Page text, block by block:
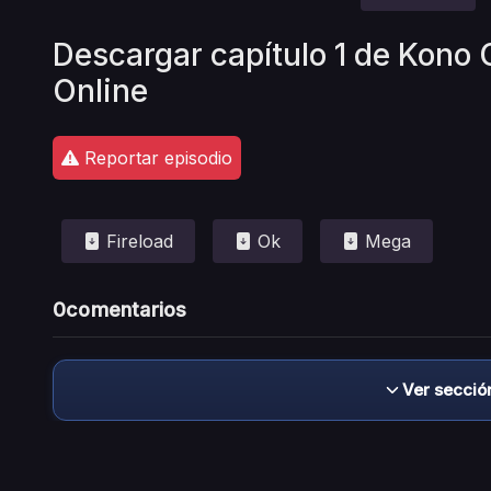
Descargar capítulo 1 de Kono
Online
Reportar episodio
Fireload Ok Mega
0comentarios
Ver